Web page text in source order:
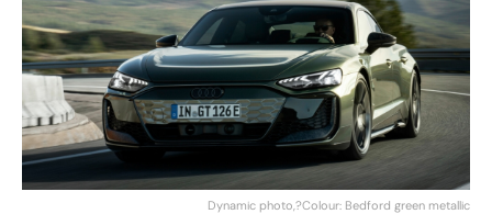
Dynamic photo,?Colour: Bedford green metallic